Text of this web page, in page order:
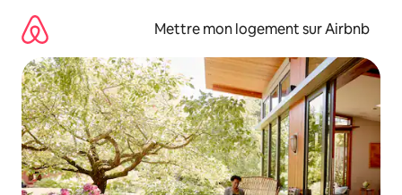
directement
contenu
Mettre mon logement sur Airbnb